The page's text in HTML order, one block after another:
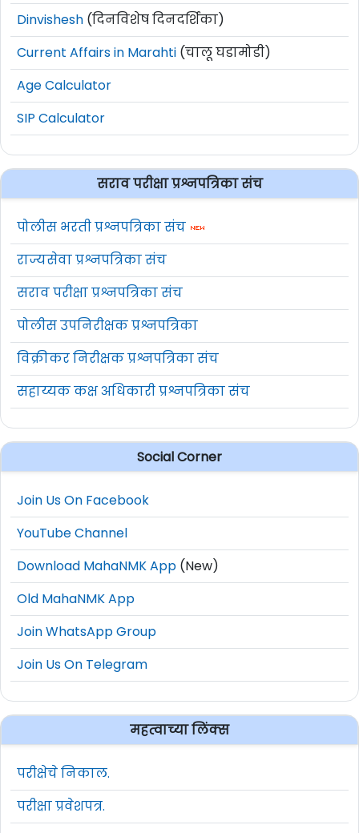
Dinvishesh (दिनविशेष दिनदर्शिका)
Current Affairs in Marahti (चालू घडामोडी)
Age Calculator
SIP Calculator
सराव परीक्षा प्रश्नपत्रिका संच
पोलीस भरती प्रश्नपत्रिका संच
राज्यसेवा प्रश्नपत्रिका संच
सराव परीक्षा प्रश्नपत्रिका संच
पोलीस उपनिरीक्षक प्रश्नपत्रिका
विक्रीकर निरीक्षक प्रश्नपत्रिका संच
सहाय्यक कक्ष अधिकारी प्रश्नपत्रिका संच
Social Corner
Join Us On Facebook
YouTube Channel
Download MahaNMK App (New)
Old MahaNMK App
Join WhatsApp Group
Join Us On Telegram
महत्वाच्या लिंक्स
परीक्षेचे निकाल.
परीक्षा प्रवेशपत्र.